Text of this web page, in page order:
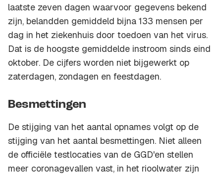
laatste zeven dagen waarvoor gegevens bekend
zijn, belandden gemiddeld bijna 133 mensen per
dag in het ziekenhuis door toedoen van het virus.
Dat is de hoogste gemiddelde instroom sinds eind
oktober. De cijfers worden niet bijgewerkt op
zaterdagen, zondagen en feestdagen.
Besmettingen
De stijging van het aantal opnames volgt op de
stijging van het aantal besmettingen. Niet alleen
de officiële testlocaties van de GGD'en stellen
meer coronagevallen vast, in het rioolwater zijn